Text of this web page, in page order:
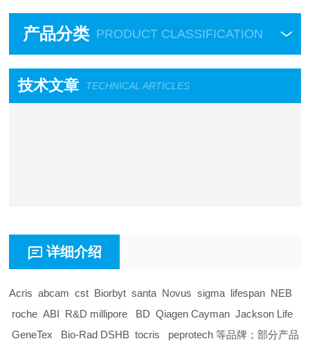
产品分类 PRODUCT CLASSIFICATION
技术文章 TECHNICAL ARTICLES
详细介绍
Acris abcam cst Biorbyt santa Novus sigma lifespan NEB
roche ABI R&D millipore BD Qiagen Cayman Jackson Life
GeneTex Bio-Rad DSHB tocris peprotech 等品牌；部分产品